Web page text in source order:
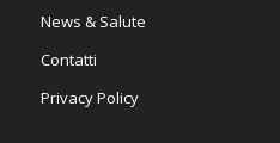
News & Salute
Contatti
Privacy Policy